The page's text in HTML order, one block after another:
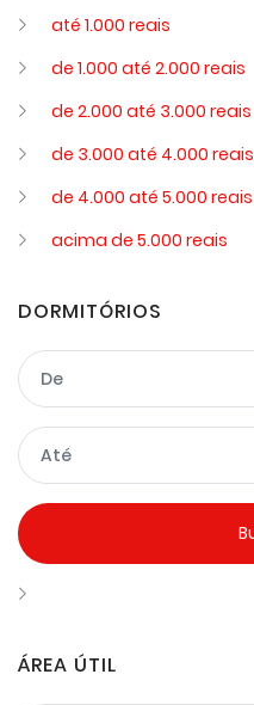
até 1.000 reais
de 1.000 até 2.000 reais
de 2.000 até 3.000 reais
de 3.000 até 4.000 reais
de 4.000 até 5.000 reais
acima de 5.000 reais
DORMITÓRIOS
ÁREA ÚTIL